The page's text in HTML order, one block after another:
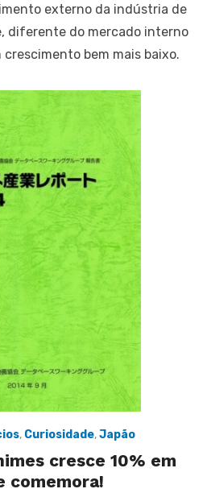
externo da indústria de
diferente do mercado interno
bem mais baixo.
, Curiosidade,Japão
cresce 10% em
comemora!